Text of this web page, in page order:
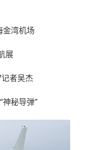
金湾机场
展
记者吴杰
秘导弹”